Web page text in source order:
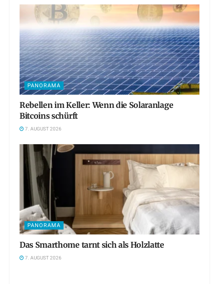
PANORAMA
Rebellen im Keller: Wenn die Solaranlage
Bitcoins schürft
7. AUGUST 2026
PANORAMA
Das Smarthome tarnt sich als Holzlatte
7. AUGUST 2026